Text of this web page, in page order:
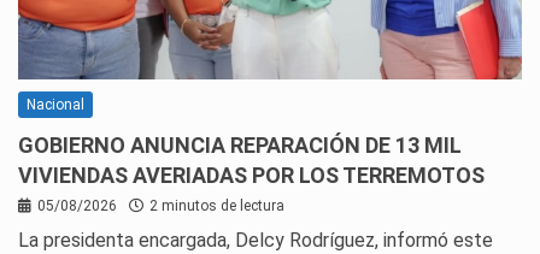
Nacional
GOBIERNO ANUNCIA REPARACIÓN DE 13 MIL
VIVIENDAS AVERIADAS POR LOS TERREMOTOS
05/08/2026 2 minutos de lectura
La presidenta encargada, Delcy Rodríguez, informó este